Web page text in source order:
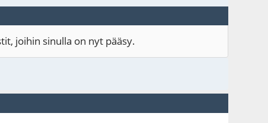
joihin sinulla on nyt pääsy.